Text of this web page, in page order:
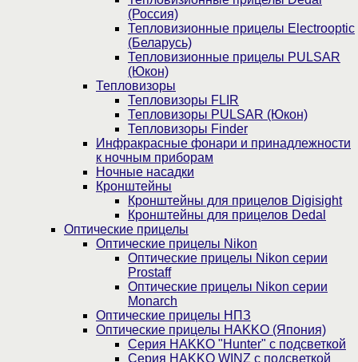
(Россия)
Тепловизионные прицелы Electrooptic
(Беларусь)
Тепловизионные прицелы PULSAR
(Юкон)
Тепловизоры
Тепловизоры FLIR
Тепловизоры PULSAR (Юкон)
Тепловизоры Finder
Инфракрасные фонари и принадлежности
к ночным приборам
Ночные насадки
Кронштейны
Кронштейны для прицелов Digisight
Кронштейны для прицелов Dedal
Оптические прицелы
Оптические прицелы Nikon
Оптические прицелы Nikon серии
Prostaff
Оптические прицелы Nikon серии
Monarch
Оптические прицелы НПЗ
Оптические прицелы HAKKO (Япония)
Cерия HAKKO "Hunter" с подсветкой
Серия НAKKO WINZ с подсветкой